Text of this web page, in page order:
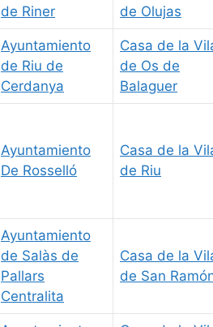
de Riner
de Olujas
Ayuntamiento
de Riu de
Cerdanya
Casa de la
de Os de
Balaguer
Ayuntamiento
De Rosselló
Casa de la
de Riu
Ayuntamiento
de Salàs de
Pallars
Centralita
Casa de la
de San